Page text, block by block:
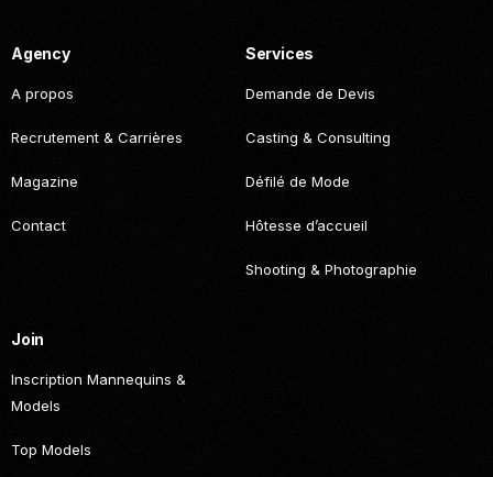
Agency
A propos
Recrutement & Carrières
Magazine
Contact
Services
Demande de Devis
Casting & Consulting
Défilé de Mode
Hôtesse d’accueil
Shooting & Photographie
Join
Inscription Mannequins &
Models
Top Models